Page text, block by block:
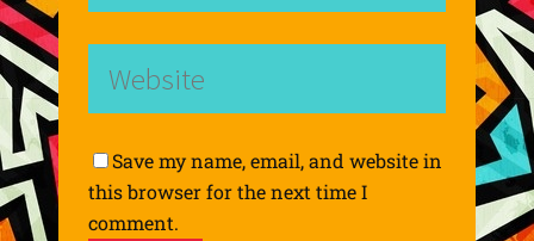
Save my name, email, and website in
this browser for the next time I
comment.